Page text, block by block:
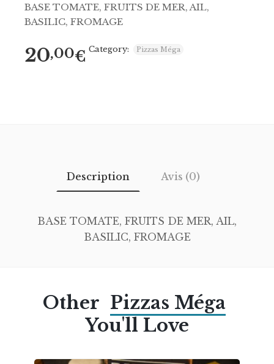
BASE TOMATE, FRUITS DE MER, AIL,
BASILIC, FROMAGE
20,00€ Category: Pizzas Méga
Description Avis (0)
BASE TOMATE, FRUITS DE MER, AIL,
BASILIC, FROMAGE
Other Pizzas Méga
You'll Love